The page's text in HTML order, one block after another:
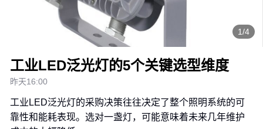
1/4
工业LED泛光灯的5个关键选型维度
昨天16:00
工业LED泛光灯的采购决策往往决定了整个照明系统的可
靠性和能耗表现。选对一盏灯，可能意味着未来几年维护